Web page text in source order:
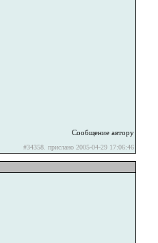
Сообщение автору
#34358. прислано 2005-04-29 17:06:46